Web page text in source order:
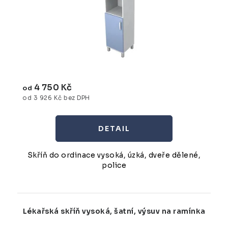
od 3 926 Kč bez DPH
od 4 750 Kč
Skříň do ordinace vysoká, úzká, dveře dělené,
police
Lékařská skříň vysoká, šatní, výsuv na ramínka